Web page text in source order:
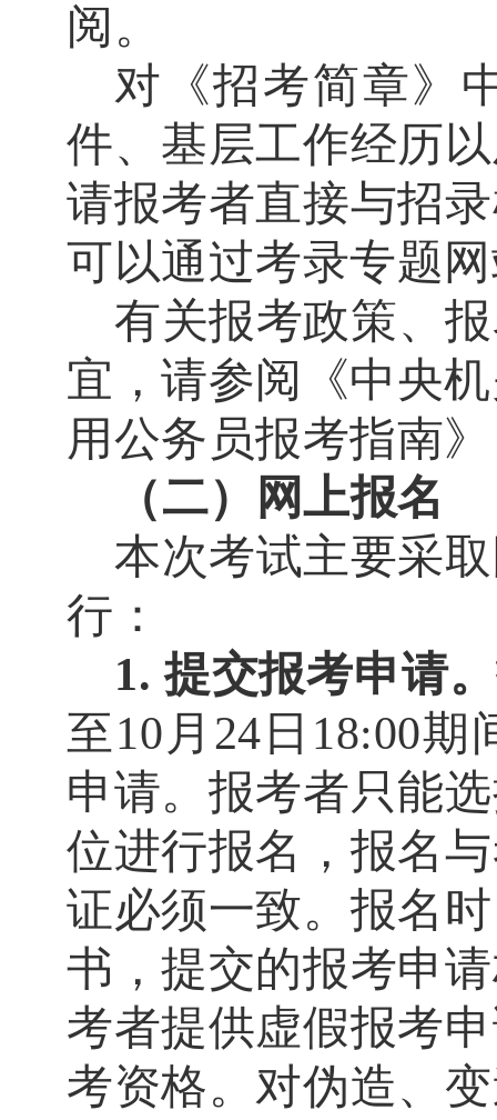
阅。
对《招考简章》
件、基层工作经历
请报考者直接与招
可以通过考录专题
有关报考政策、
宜，请参阅《中央
用公务员报考指南
（二）网上报名
本次考试主要采
行：
1.提交报考申请。
至10 月 24 日 18:00期
申请。报考者只能
位进行报名，报名
证必须一致。 报名
书，提交的报考申
考者提供虚假报考
考资格。对伪造、